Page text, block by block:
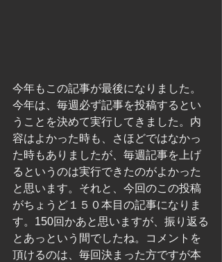
今年もこの記事が最後になりました。
今年は、毎週必ず記事を投稿するとい
うことを決めて実行してきました。内
容はよかった時も、さほどではなかっ
た時もありましたが、毎週記事を上げ
るというのは実行できたのがよかった
と思います。それと、今回のこの投稿
がちょうど１５０本目の記事になりま
す。150回かあと思いますが、振り返る
とあっという間でしたね。コメントを
頂けるのは、毎回決まった方ですが本